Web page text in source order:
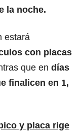
la noche.
estará
con placas
que en días
finalicen en 1,
y placa rige